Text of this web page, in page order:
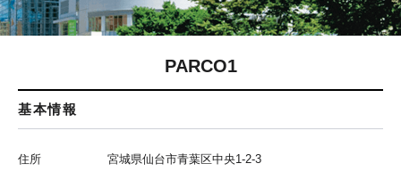
PARCO1
基本情報
住所 宮城県仙台市青葉区中央1-2-3